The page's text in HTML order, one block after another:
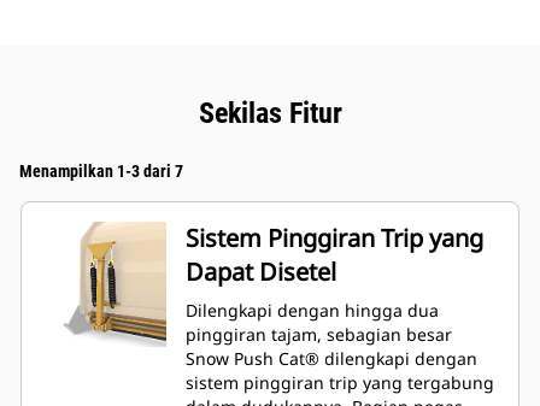
Sekilas Fitur
Menampilkan 1-3 dari 7
Sistem Pinggiran Trip yang
Dapat Disetel
Dilengkapi dengan hingga dua
pinggiran tajam, sebagian besar
Snow Push Cat® dilengkapi dengan
sistem pinggiran trip yang tergabung